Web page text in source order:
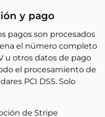
y pago
pagos son procesados
el número completo
u otros datos de pago
el procesamiento de
PCI DSS. Solo
de Stripe